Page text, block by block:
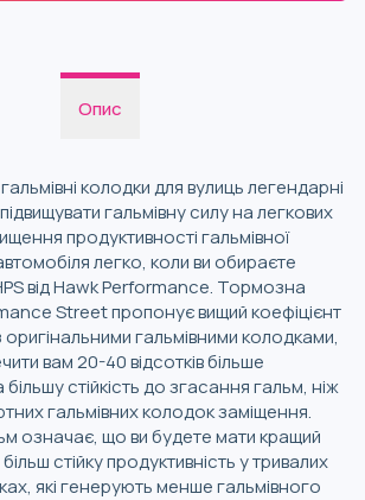
Опис
колодки для вулиць легендарні
гальмівну силу на легкових
продуктивності гальмівної
легко, коли ви обираєте
від Hawk Performance. Тормозна
Street пропонує вищий коефіцієнт
оригінальними гальмівними колодками,
вам 20-40 відсотків більше
більшу стійкість до згасання гальм, ніж
гальмівних колодок заміщення.
означає, що ви будете мати кращий
більш стійку продуктивність у тривалих
які генерують менше гальмівного